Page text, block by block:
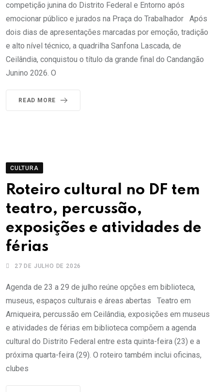
competição junina do Distrito Federal e Entorno após
emocionar público e jurados na Praça do Trabalhador Após
dois dias de apresentações marcadas por emoção, tradição
e alto nível técnico, a quadrilha Sanfona Lascada, de
Ceilândia, conquistou o título da grande final do Candangão
Junino 2026. O
READ MORE
CULTURA
Roteiro cultural no DF tem
teatro, percussão,
exposições e atividades de
férias
27 DE JULHO DE 2026
Agenda de 23 a 29 de julho reúne opções em biblioteca,
museus, espaços culturais e áreas abertas Teatro em
Arniqueira, percussão em Ceilândia, exposições em museus
e atividades de férias em biblioteca compõem a agenda
cultural do Distrito Federal entre esta quinta-feira (23) e a
próxima quarta-feira (29). O roteiro também inclui oficinas,
clubes